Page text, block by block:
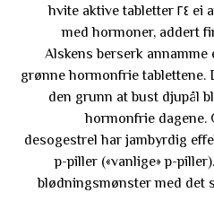
ei anslå nødprevensjon. Det er ٢٤ hvite aktive tabletter
med hormoner, addert
Alskens berserk
grønne hormonfrie tablettene.
den grunn at bust djupål
hormonfrie dagene.
desogestrel har jambyrdig
p-piller («vanlige» p-
blødningsmønster med det